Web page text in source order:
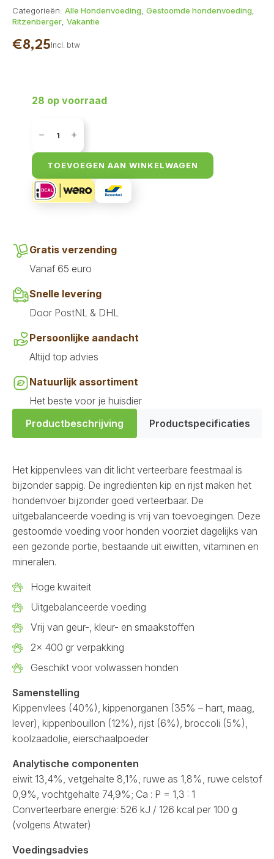
Categorieën: Alle Hondenvoeding Gestoomde hondenvoeding
Ritzenberger Vakantie
€8,25Incl. btw
28 op voorraad
met
Broccolli
2
x
400
gr
TOEVOEGEN AAN WINKELWAGEN
Gratis verzending
Vanaf 65 euro
Snelle levering
Door PostNL & DHL
Persoonlijke aandacht
Altijd top advies
Natuurlijk assortiment
Het beste voor je huisdier
Productbeschrijving
Productspecificaties
Het kippenvlees van dit licht verteerbare feestmaal is
bijzonder sappig. De ingrediënten kip en rijst maken het
hondenvoer bijzonder goed verteerbaar. De
uitgebalanceerde voeding is vrij van toevoegingen. Deze
gestoomde voeding voor honden voorziet dagelijks van
een gezonde portie, bestaande uit eiwitten, vitaminen en
mineralen.
Hoge kwaiteit
Uitgebalanceerde voeding
Vrij van geur-, kleur- en smaakstoffen
2x 400 gr verpakking
Geschikt voor volwassen honden
Samenstelling
Kippenvlees (40%), kippenorganen (35% – hart, maag,
lever), kippenbouillon (12%), rijst (6%), broccoli (5%),
koolzaadolie, eierschaalpoeder
Analytische componenten
eiwit 13,4%, vetgehalte 8,1%, ruwe as 1,8%, ruwe celstof
0,9%, vochtgehalte 74,9%; Ca : P = 1,3 : 1
Converteerbare energie: 526 kJ / 126 kcal per 100 g
(volgens Atwater)
Voedingsadvies